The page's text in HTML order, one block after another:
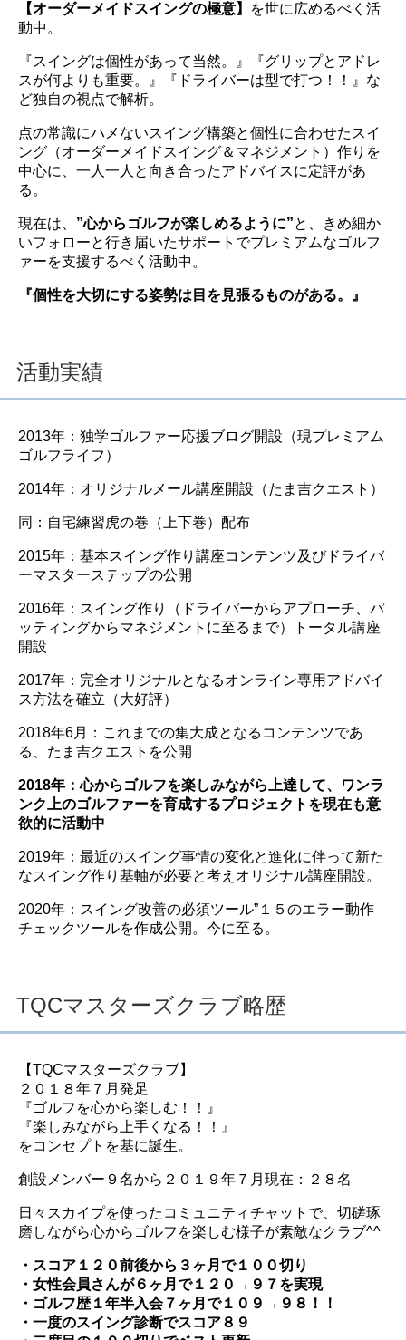
【オーダーメイドスイングの極意】
を世に広めるべく活
動中。
『スイングは個性があって当然。』『グリップとアドレ
スが何よりも重要。』『ドライバーは型で打つ！！』な
ど独自の視点で解析。
点の常識にハメないスイング構築と個性に合わせたスイ
ング（オーダーメイドスイング＆マネジメント）作りを
中心に、一人一人と向き合ったアドバイスに定評があ
る。
現在は、 ”心からゴルフが楽しめるように”と、きめ細か
いフォローと行き届いたサポートでプレミアムなゴルフ
ァーを支援するべく活動中。
『個性を大切にする姿勢は目を見張るものがある。』
活動実績
2013年：独学ゴルファー応援ブログ開設（現プレミアム
ゴルフライフ）
2014年：オリジナルメール講座開設（たま吉クエスト）
同：自宅練習虎の巻（上下巻）配布
2015年：基本スイング作り講座コンテンツ及びドライバ
ーマスターステップの公開
2016年：スイング作り（ドライバーからアプローチ、パ
ッティングからマネジメントに至るまで）トータル講座
開設
2017年：完全オリジナルとなるオンライン専用アドバイ
ス方法を確立（大好評）
2018年6月：これまでの集大成となるコンテンツであ
る、たま吉クエストを公開
2018年：心からゴルフを楽しみながら上達して、ワンラ
ンク上のゴルファーを育成するプロジェクトを現在も意
欲的に活動中
2019年：最近のスイング事情の変化と進化に伴って新た
なスイング作り基軸が必要と考えオリジナル講座開設。
2020年：スイング改善の必須ツール”１５のエラー動作
チェックツールを作成公開。今に至る。
TQCマスターズクラブ略歴
【TQCマスターズクラブ】
２０１８年７月発足
『ゴルフを心から楽しむ！！』
『楽しみながら上手くなる！！』
をコンセプトを基に誕生。
創設メンバー９名から２０１９年７月現在：２８名
日々スカイプを使ったコミュニティチャットで、切磋琢
磨しながら心からゴルフを楽しむ様子が素敵なクラブ^^
・スコア１２０前後から３ヶ月で１００切り
・女性会員さんが６ヶ月で１２０→９７を実現
・ゴルフ歴１年半入会７ヶ月で１０９→９８！！
・一度のスイング診断でスコア８９